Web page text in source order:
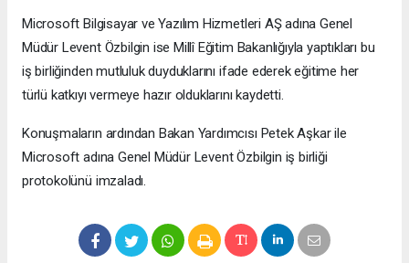
Microsoft Bilgisayar ve Yazılım Hizmetleri AŞ adına Genel
Müdür Levent Özbilgin ise Millî Eğitim Bakanlığıyla yaptıkları bu
iş birliğinden mutluluk duyduklarını ifade ederek eğitime her
türlü katkıyı vermeye hazır olduklarını kaydetti.
Konuşmaların ardından Bakan Yardımcısı Petek Aşkar ile
Microsoft adına Genel Müdür Levent Özbilgin iş birliği
protokolünü imzaladı.